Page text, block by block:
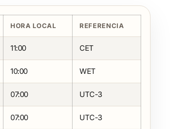
HORA LOCAL REFERENCIA
11:00 CET
10:00 WET
07:00 UTC-3
07:00 UTC-3